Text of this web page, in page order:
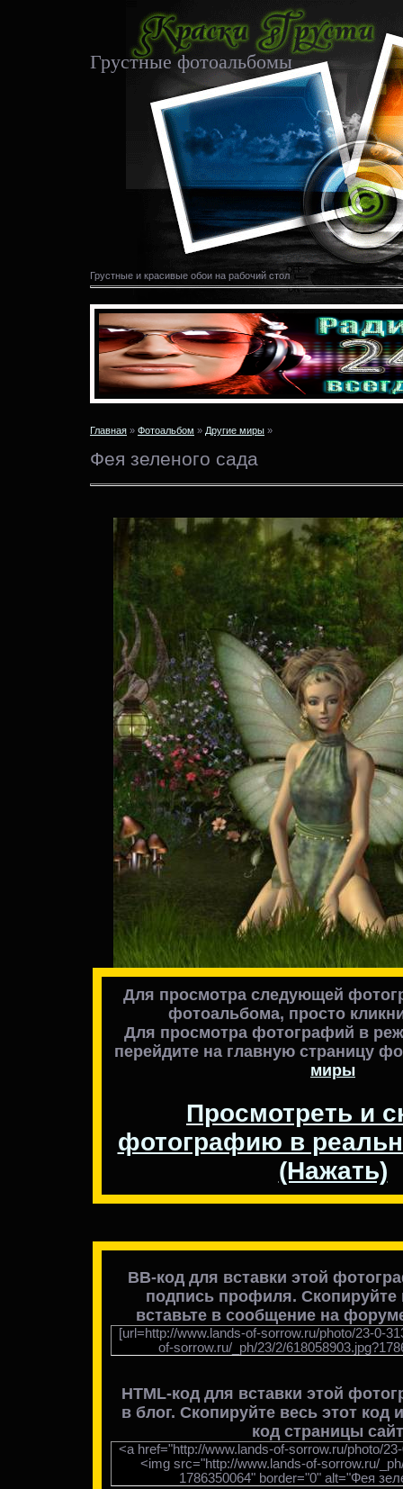
Грустные фотоальбомы
Грустные и красивые обои на рабочий стол
Главная » Фотоальбом » Другие миры »
Фея зеленого сада
Для просмотра следующей
фотоальбома, просто
Для просмотра фотографий в
перейдите на главную страницу
миры
Просмотреть и
фотографию в
(Нажать)
BB-код для вставки этой
подпись профиля. Скопируйте
вставьте в сообщение на
[url=http://www.lands-of-sorrow.ru/photo/23-0-
of-sorrow.ru/_ph/23/2/
HTML-код для вставки этой
в блог. Скопируйте весь этот код
код страницы
<a href="http://www.lands-of-sorrow.ru/photo/
<img src="http://www.lands-of-sorrow.ru/
1786350064" border="0" alt="Фея